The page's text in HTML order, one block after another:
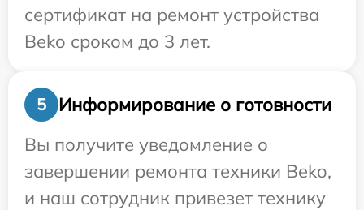
сертификат на ремонт устройства
Beko сроком до 3 лет.
5
Информирование о готовности
Вы получите уведомление о
завершении ремонта техники Beko,
и наш сотрудник привезет технику